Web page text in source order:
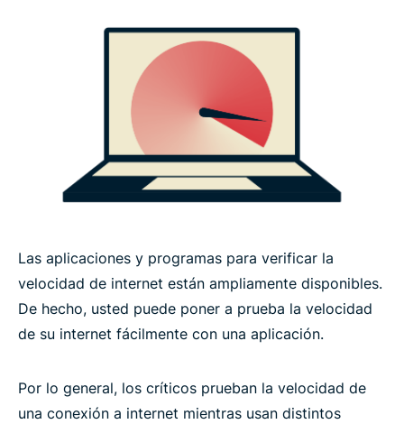
Cómo aumentar su velocidad de internet
Preguntas frecuentes: velocidad de VPN
Qué dicen los suscriptores de ExpressVPN
Conozca más acerca del uso de una VPN
Las aplicaciones y programas para verificar la
velocidad de internet están ampliamente disponibles.
De hecho, usted puede poner a prueba la velocidad
de su internet fácilmente con una aplicación.
Por lo general, los críticos prueban la velocidad de
una conexión a internet mientras usan distintos